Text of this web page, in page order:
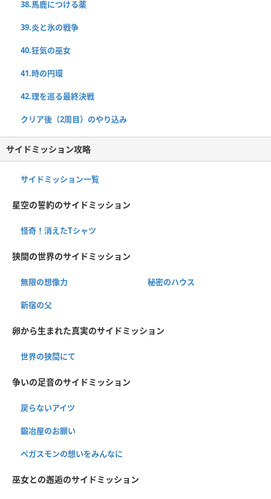
38.馬鹿につける薬
39.炎と氷の戦争
40.狂気の巫女
41.時の円環
42.理を巡る最終決戦
クリア後（2周目）のやり込み
サイドミッション攻略
サイドミッション一覧
星空の誓約のサイドミッション
怪奇！消えたTシャツ
狭間の世界のサイドミッション
無限の想像力 秘密のハウス
新宿の父
卵から生まれた真実のサイドミッション
世界の狭間にて
争いの足音のサイドミッション
戻らないアイツ
鍛冶屋のお願い
ペガスモンの想いをみんなに
巫女との邂逅のサイドミッション